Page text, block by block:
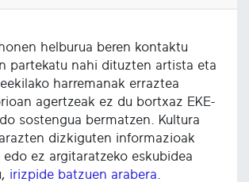
helburua beren kontaktu
partekatu nahi dituzten artista eta
harremanak erraztea
agertzeak ez du bortxaz EKE-
sostengua bermatzen. Kultura
dizkiguten informazioak
edo ez argitaratzeko eskubidea
irizpide batzuen arabera